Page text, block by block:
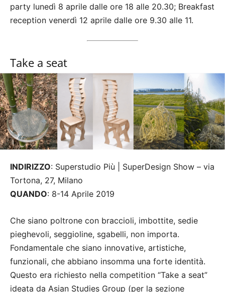
party lunedì 8 aprile dalle ore 18 alle 20.30; Breakfast
reception venerdì 12 aprile dalle ore 9.30 alle 11.
Take a seat
INDIRIZZO: Superstudio Più | SuperDesign Show – via
Tortona, 27, Milano
QUANDO: 8-14 Aprile 2019
Che siano poltrone con braccioli, imbottite, sedie
pieghevoli, seggioline, sgabelli, non importa.
Fondamentale che siano innovative, artistiche,
funzionali, che abbiano insomma una forte identità.
Questo era richiesto nella competition “Take a seat”
ideata da Asian Studies Group (per la sezione